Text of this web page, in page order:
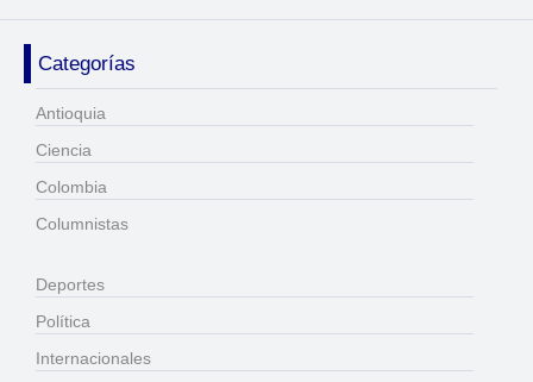
Categorías
Antioquia
Ciencia
Colombia
Columnistas
Deportes
Política
Internacionales